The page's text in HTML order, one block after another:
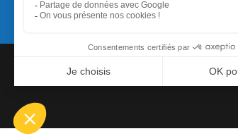
Commande Papier Qui sommes nous